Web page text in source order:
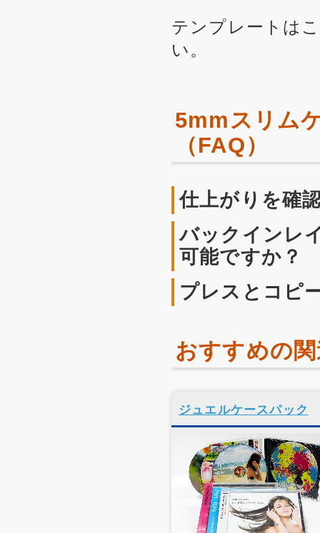
テンプレートは
い。
5mmスリム
（FAQ）
仕上がりを確
バックインレ
可能ですか？
プレスとコピ
おすすめの
ジュエルケースパック